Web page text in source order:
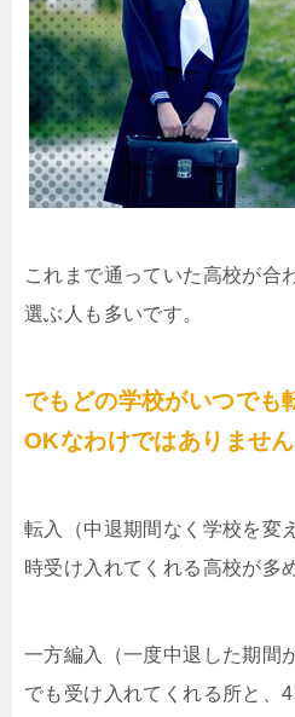
これまで通っていた高校が合
選ぶ人も多いです。
でもどの学校がいつでも
OKなわけではありません
転入（中退期間なく学校を変
時受け入れてくれる高校が多
一方編入（一度中退した期間
でも受け入れてくれる所と、